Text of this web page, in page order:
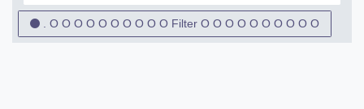
. O O O O O O O O O O Filter O O O O O O O O O O